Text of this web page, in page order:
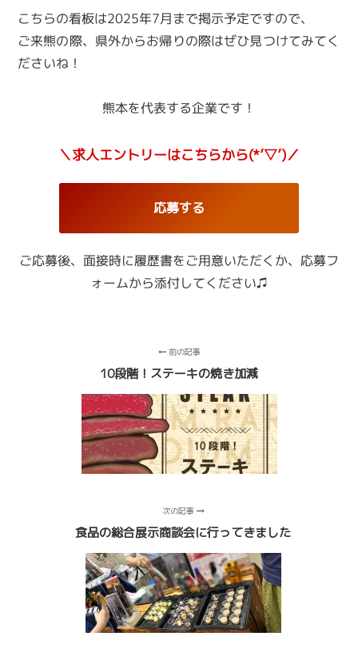
こちらの看板は2025年7月まで掲示予定ですので、
ご来熊の際、県外からお帰りの際はぜひ見つけてみてく
ださいね！
熊本を代表する企業です！
＼求人エントリーはこちらから(*’▽’)／
応募する
ご応募後、面接時に履歴書をご用意いただくか、応募フ
ォームから添付してください♫
前の記事
10段階！ステーキの焼き加減
次の記事
食品の総合展示商談会に行ってきました